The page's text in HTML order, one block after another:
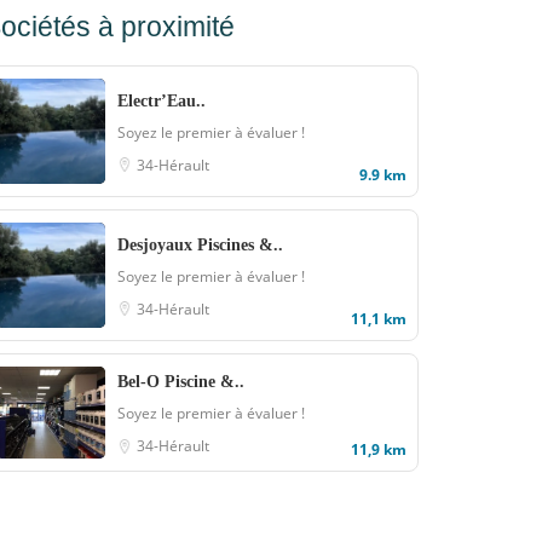
à proximité
Electr’Eau..
Soyez le premier à évaluer !
34-Hérault
9.9 km
Desjoyaux Piscines &..
Soyez le premier à évaluer !
34-Hérault
11,1 km
Bel-O Piscine &..
Soyez le premier à évaluer !
34-Hérault
11,9 km